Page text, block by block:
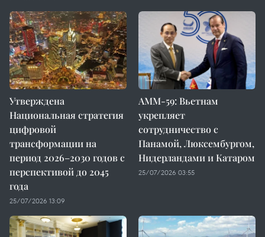
Утверждена
Национальная стратегия
цифровой
трансформации на
период 2026–2030 годов с
перспективой до 2045
года
25/07/2026 13:09
AMM-59: Вьетнам
укрепляет
сотрудничество с
Панамой, Люксембургом,
Нидерландами и Катаром
25/07/2026 03:55